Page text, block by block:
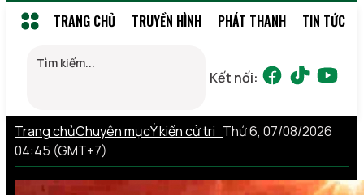
TRANG CHỦ TRUYỀN HÌNH PHÁT THANH TIN TỨC
Kết nối:
Trang chủChuyên mụcÝ kiến cử tri Thứ 6, 07/08/2026
04:45 (GMT+7)